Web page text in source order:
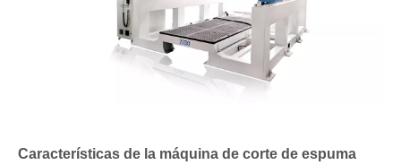
Características de la máquina de corte de espuma